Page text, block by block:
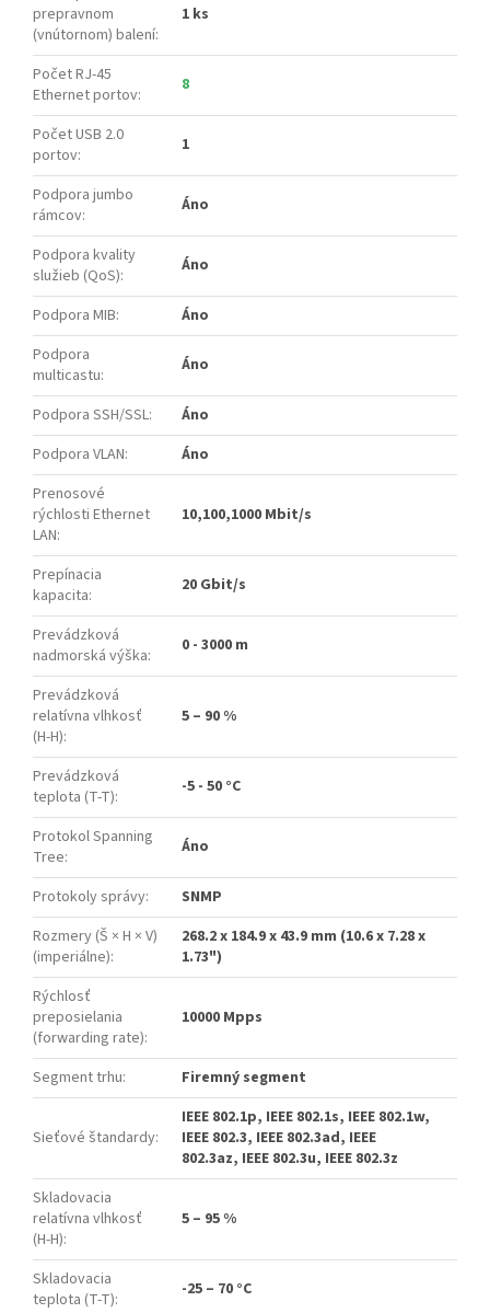
prepravnom
(vnútornom) balení:
1 ks
Počet RJ-45
Ethernet portov: 8
Počet USB 2.0
portov: 1
Podpora jumbo
rámcov: Áno
Podpora kvality
služieb (QoS): Áno
Podpora MIB:
Áno
Podpora
multicastu: Áno
Podpora SSH/SSL:
Áno
Podpora VLAN:
Áno
Prenosové
rýchlosti Ethernet
LAN:
10,100,1000 Mbit/s
Prepínacia
kapacita: 20 Gbit/s
Prevádzková
nadmorská výška: 0 - 3000 m
Prevádzková
relatívna vlhkosť
(H-H):
5 – 90 %
Prevádzková
teplota (T-T): -5 - 50 °C
Protokol Spanning
Tree: Áno
Protokoly správy:
SNMP
Rozmery (Š × H × V)
(imperiálne):
268.2 x 184.9 x 43.9 mm (10.6 x 7.28 x
1.73")
Rýchlosť
preposielania
(forwarding rate):
10000 Mpps
Segment trhu: Firemný segment
Sieťové štandardy:
IEEE 802.1p, IEEE 802.1s, IEEE 802.1w,
IEEE 802.3, IEEE 802.3ad, IEEE
802.3az, IEEE 802.3u, IEEE 802.3z
Skladovacia
relatívna vlhkosť
(H-H):
5 – 95 %
Skladovacia
teplota (T-T): -25 – 70 °C